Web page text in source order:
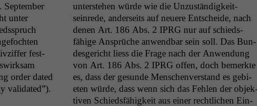
Sep­tem­ber
unter
fest­
order dat­ed
validated”).
unter­ste­hen würde wie die Unzuständigkeit­
seinrede, ander­seits auf neuere Entschei­de, nach
denen Art. 186 Abs. 2 IPRG nur auf schieds­
fähige Ansprüche anwend­bar sein soll. Das Bun­
des­gericht liess die Frage nach der Anwen­dung
von Art. 186 Abs. 2 IPRG offen, doch bemerk­te
es, dass der gesunde Men­schen­ver­stand es gebi­
eten würde, dass wenn sich das Fehlen der
tiv­en Schieds­fähigkeit aus ein­er rechtlichen Ein­